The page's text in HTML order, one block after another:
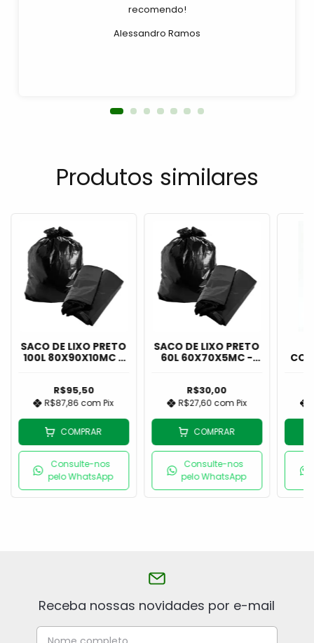
recomendo!
Alessandro Ramos
Produtos similares
SACO DE LIXO PRETO
100L 80X90X10MC -
R$95,50
R$87,86 com Pix
COMPRAR
Consulte-nos
pelo WhatsApp
SACO DE LIXO PRETO
60L 60X70X5MC -
R$30,00
R$27,60 com Pix
COMPRAR
Consulte-nos
pelo WhatsApp
Receba nossas novidades por e-mail